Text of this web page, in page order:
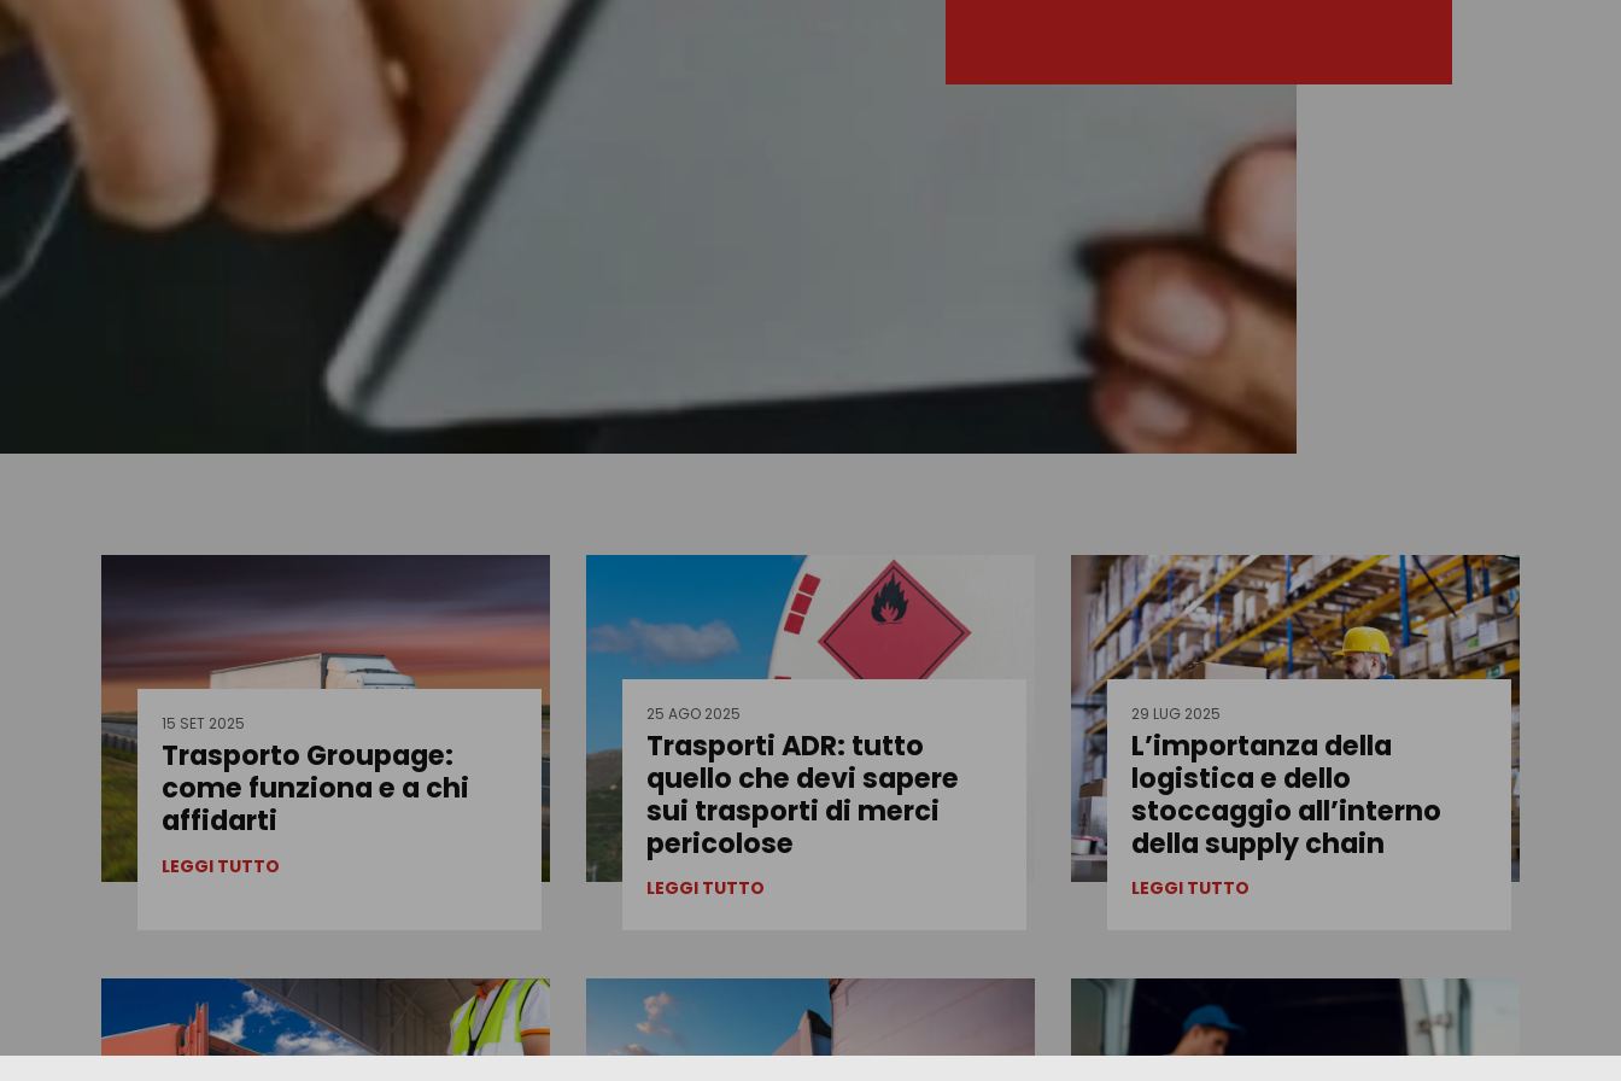
15 SET 2025
Trasporto Groupage:
come funziona e a chi
affidarti
LEGGI TUTTO
25 AGO 2025
Trasporti ADR: tutto
quello che devi sapere
sui trasporti di merci
pericolose
LEGGI TUTTO
29 LUG 2025
L’importanza della
logistica e dello
stoccaggio all’interno
della supply chain
LEGGI TUTTO